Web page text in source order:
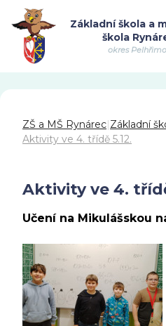
Základní škola a
škola
okres
ZŠ a MŠ Rynárec|Základní
Aktivity ve 4. třídě 5.12.
Aktivity ve 4.
Učení na Mikulášskou